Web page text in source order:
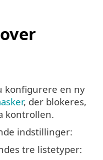
konfigurere en ny
, der blokeres,
kontrollen.
indstillinger:
tre listetyper: